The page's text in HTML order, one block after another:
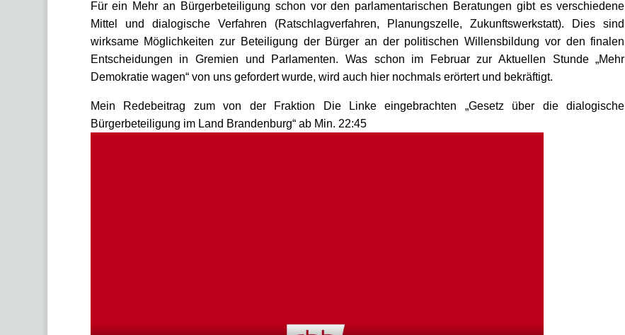
Für ein Mehr an Bürgerbeteiligung schon vor den parlamentarischen Beratungen gibt es verschiedene
Mittel und dialogische Verfahren (Ratschlagverfahren, Planungszelle, Zukunftswerkstatt). Dies sind
wirksame Möglichkeiten zur Beteiligung der Bürger an der politischen Willensbildung vor den finalen
Entscheidungen in Gremien und Parlamenten. Was schon im Februar zur Aktuellen Stunde „Mehr
Demokratie wagen“ von uns gefordert wurde, wird auch hier nochmals erörtert und bekräftigt.
Mein Redebeitrag zum von der Fraktion Die Linke eingebrachten „Gesetz über die dialogische
Bürgerbeteiligung im Land Brandenburg“ ab Min. 22:45